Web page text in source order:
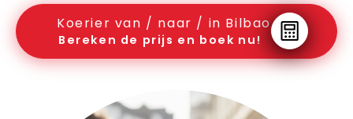
Koerier van / naar / in Bilbao
Bereken de prijs en boek nu!